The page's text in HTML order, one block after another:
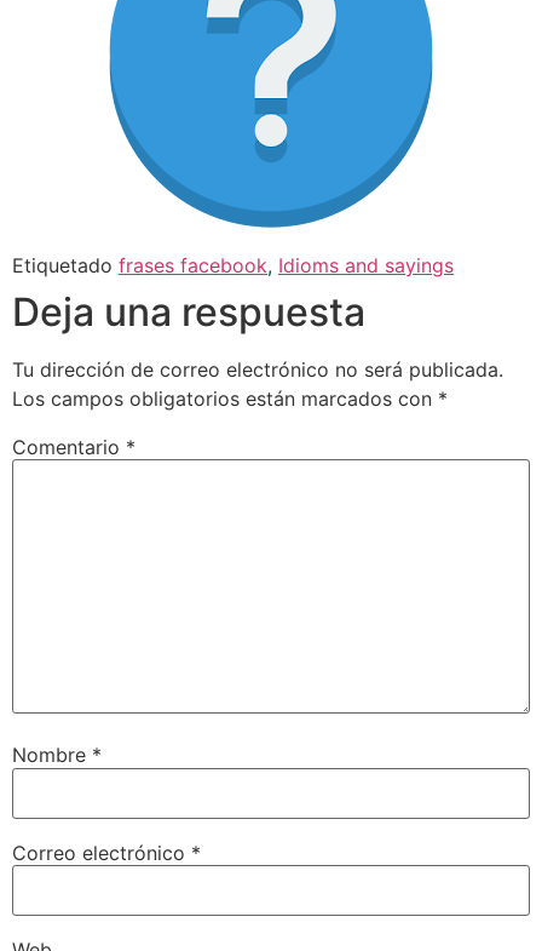
Etiquetado frases facebook, Idioms and sayings
Deja una respuesta
Tu dirección de correo electrónico no será publicada.
Los campos obligatorios están marcados con *
Comentario *
Nombre *
Correo electrónico *